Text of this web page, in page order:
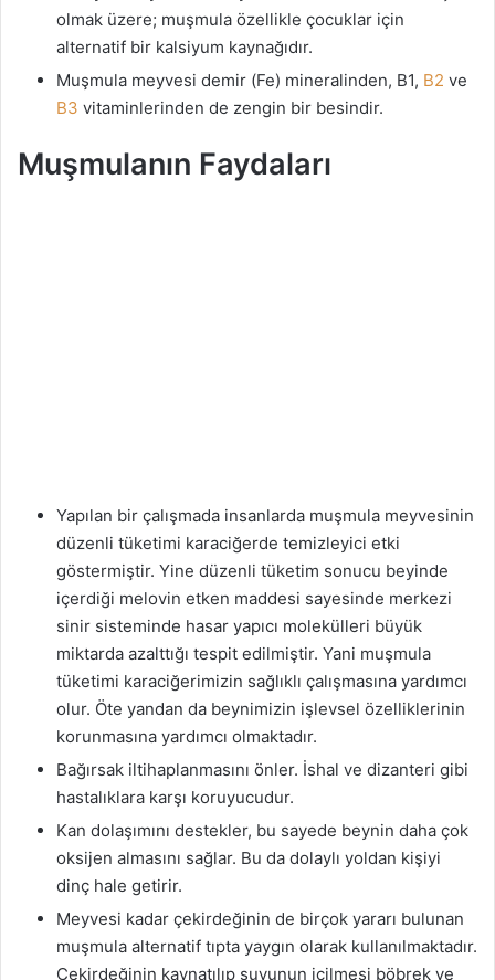
olmak üzere; muşmula özellikle çocuklar için
alternatif bir kalsiyum kaynağıdır.
Muşmula meyvesi demir (Fe) mineralinden, B1, B2 ve
B3 vitaminlerinden de zengin bir besindir.
Muşmulanın Faydaları
Yapılan bir çalışmada insanlarda muşmula meyvesinin
düzenli tüketimi karaciğerde temizleyici etki
göstermiştir. Yine düzenli tüketim sonucu beyinde
içerdiği melovin etken maddesi sayesinde merkezi
sinir sisteminde hasar yapıcı molekülleri büyük
miktarda azalttığı tespit edilmiştir. Yani muşmula
tüketimi karaciğerimizin sağlıklı çalışmasına yardımcı
olur. Öte yandan da beynimizin işlevsel özelliklerinin
korunmasına yardımcı olmaktadır.
Bağırsak iltihaplanmasını önler. İshal ve dizanteri gibi
hastalıklara karşı koruyucudur.
Kan dolaşımını destekler, bu sayede beynin daha çok
oksijen almasını sağlar. Bu da dolaylı yoldan kişiyi
dinç hale getirir.
Meyvesi kadar çekirdeğinin de birçok yararı bulunan
muşmula alternatif tıpta yaygın olarak kullanılmaktadır.
Çekirdeğinin kaynatılıp suyunun içilmesi böbrek ve